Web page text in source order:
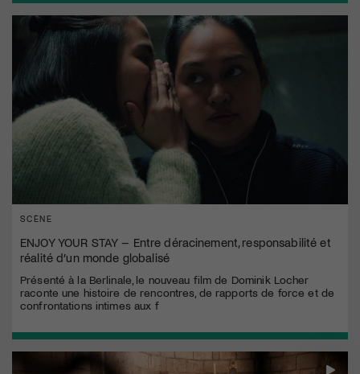
SCÈNE
ENJOY YOUR STAY – Entre déracinement, responsabilité et
réalité d’un monde globalisé
Présenté à la Berlinale, le nouveau film de Dominik Locher
raconte une histoire de rencontres, de rapports de force et de
confrontations intimes aux f